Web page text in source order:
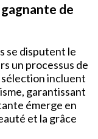
de
se disputent le
un processus de
incluent
garantissant
émerge en
et la grâce